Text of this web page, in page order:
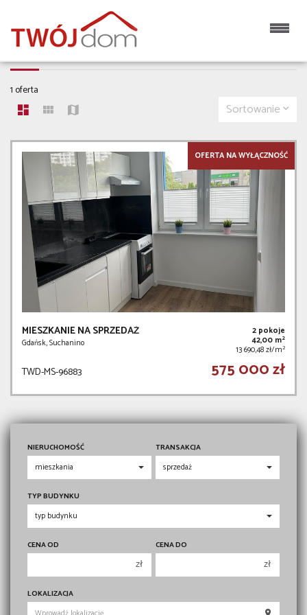
MIESZKANIA NA SPRZEDAŻ
1 oferta
Sortowanie
OFERTA NA WYŁĄCZNOŚĆ
MIESZKANIE NA SPRZEDAŻ
Gdańsk, Suchanino
2 pokoje
42,00 m2
13 690,48 zł/m2
TWD-MS-96883 575 000 zł
NIERUCHOMOŚĆ TRANSAKCJA
TYP BUDYNKU
CENA OD
zł
CENA DO
zł
LOKALIZACJA